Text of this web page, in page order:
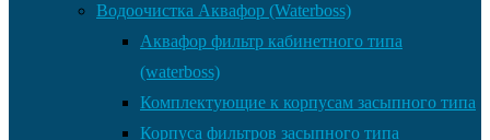
Водоочистка Аквафор (Waterboss)
Аквафор фильтр кабинетного типа
(waterboss)
Комплектующие к корпусам засыпного типа
Корпуса фильтров засыпного типа